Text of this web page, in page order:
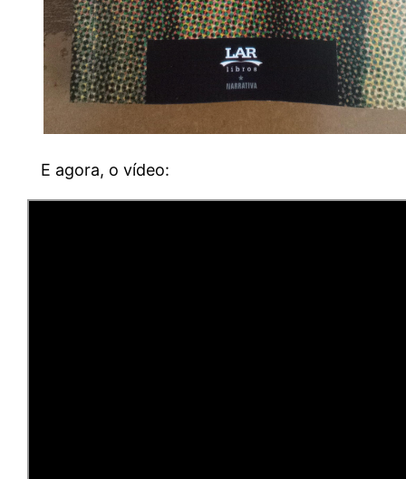
E agora, o vídeo: